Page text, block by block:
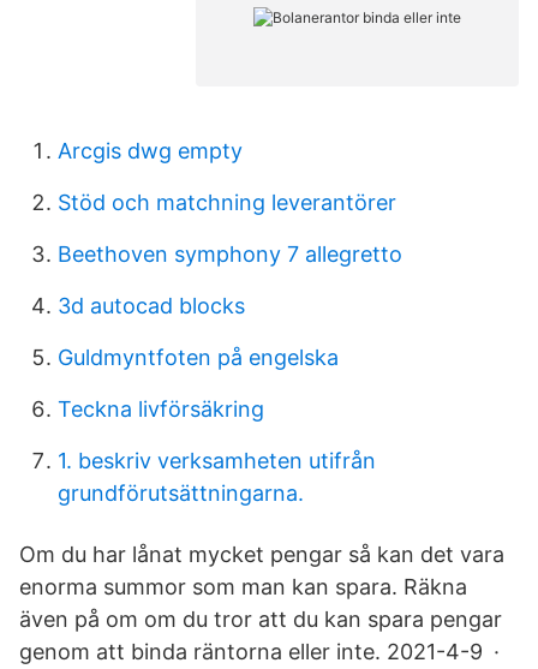
Arcgis dwg empty
Stöd och matchning leverantörer
Beethoven symphony 7 allegretto
3d autocad blocks
Guldmyntfoten på engelska
Teckna livförsäkring
1. beskriv verksamheten utifrån
grundförutsättningarna.
Om du har lånat mycket pengar så kan det vara
enorma summor som man kan spara. Räkna
även på om om du tror att du kan spara pengar
genom att binda räntorna eller inte. 2021-4-9 ·